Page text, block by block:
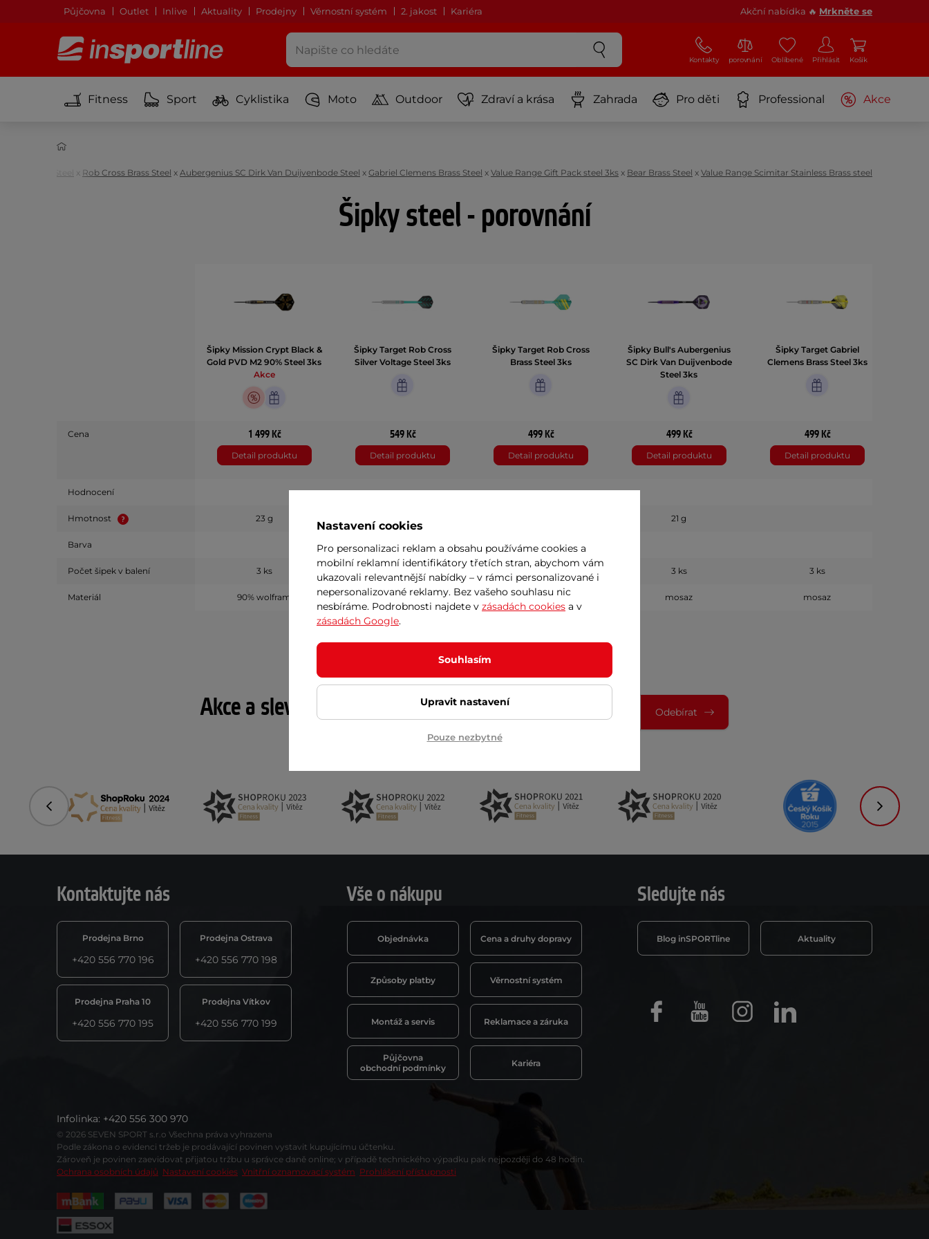
Půjčovna Outlet Inlive Aktuality Prodejny Věrnostní systém 2. jakost Kariéra Akční nabídka 🔥 Mrkněte se
Kontakty porovnání Oblíbené Přihlásit Košík
Fitness Sport Cyklistika Moto Outdoor Zdraví a krása Zahrada Pro děti Professional Akce
Voltage Steel x Rob Cross Brass Steel x Aubergenius SC Dirk Van Duijvenbode Steel x Gabriel Clemens Brass Steel x Value Range Gift Pack steel 3ks x Bear Brass Steel x Value Range Scimitar Stainless Brass steel
Šipky steel - porovnání
Šipky Mission Crypt Black &
Gold PVD M2 90% Steel 3ks
Akce
Šipky Target Rob Cross
Silver Voltage Steel 3ks
Šipky Target Rob Cross
Brass Steel 3ks
Šipky Bull's Aubergenius
SC Dirk Van Duijvenbode
Steel 3ks
Šipky Target Gabriel
Clemens Brass Steel 3ks
Cena 1 499 Kč
Detail produktu
549 Kč
Detail produktu
499 Kč
Detail produktu
499 Kč
Detail produktu
499 Kč
Detail produktu
Hodnocení
Hmotnost 23 g 24 g 21 g
Barva
Počet šipek v balení 3 ks 3 ks 3 ks 3 ks
Materiál 90% wolfram mosaz mosaz mosaz mosaz
Akce a slevy na email
Akční newsletter
Odebírat
Předchozí
Kontaktujte nás
Prodejna Brno
+420 556 770 196
Prodejna Ostrava
+420 556 770 198
Prodejna Praha 10
+420 556 770 195
Prodejna Vítkov
+420 556 770 199
Vše o nákupu
Objednávka Cena a druhy dopravy
Způsoby platby Věrnostní systém
Montáž a servis Reklamace a záruka
Půjčovna
obchodní podmínky
Kariéra
Sledujte nás
Blog inSPORTline Aktuality
FacebookYoutube InstagramLinkedIn
Infolinka: +420 556 300 970
© 2026 SEVEN SPORT s.r.o Všechna práva vyhrazena
Podle zákona o evidenci tržeb je prodávající povinen vystavit kupujícímu účtenku.
Zároveň je povinen zaevidovat přijatou tržbu u správce daně online; v případě technického výpadku pak nejpozději do 48 hodin.
Ochrana osobních údajů Nastavení cookies Vnitřní oznamovací systém Prohlášení přístupnosti
Nastavení cookies
Pro personalizaci reklam a obsahu používáme cookies a
mobilní reklamní identifikátory třetích stran, abychom vám
ukazovali relevantnější nabídky – v rámci personalizované i
nepersonalizované reklamy. Bez vašeho souhlasu nic
nesbíráme. Podrobnosti najdete v zásadách cookies a v
zásadách Google.
Souhlasím
Upravit nastavení
Pouze nezbytné